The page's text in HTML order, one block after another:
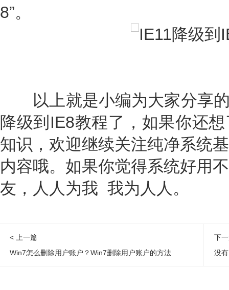
8”。
以上就是小编为大家分享的
降级到IE8教程了，如果你还
知识，欢迎继续关注纯净系统
内容哦。如果你觉得系统好用
友，人人为我 我为人人。
< 上一篇
Win7怎么删除用户账户？Win7删除用户账户的方法
下
没